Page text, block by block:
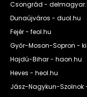
Csongrád -
Dunaújváros - duol.hu
Fejér - feol.hu
Győr-Moson-Sopron -
Hajdú-Bihar - haon.hu
Heves - heol.hu
Jász-Nagykun-Szolnok